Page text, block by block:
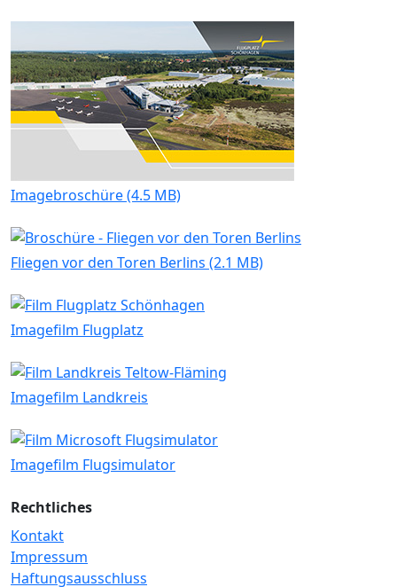
Imagebroschüre (4.5 MB)
Fliegen vor den Toren Berlins (2.1 MB)
Imagefilm Flugplatz
Imagefilm Landkreis
Imagefilm Flugsimulator
Rechtliches
Kontakt
Impressum
Haftungsausschluss